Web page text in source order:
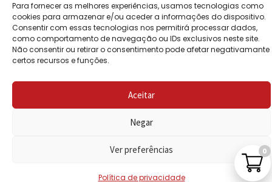
Para fornecer as melhores experiências, usamos tecnologias como
cookies para armazenar e/ou aceder a informações do dispositivo.
Consentir com essas tecnologias nos permitirá processar dados,
como comportamento de navegação ou IDs exclusivos neste site.
Não consentir ou retirar o consentimento pode afetar negativamante
certos recursos e funções.
Aceitar
Negar
Ver preferências
Política de privacidade
© Copyright 2026 Saída de Emergência. Todos os
direitos reservados.
0